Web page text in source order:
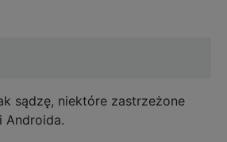
sądzę, niektóre zastrzeżone
Androida.